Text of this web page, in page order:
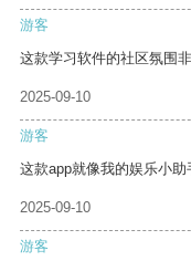
游客
这款学习软件的社区氛围
2025-09-10
游客
这款app就像我的娱乐小助
2025-09-10
游客